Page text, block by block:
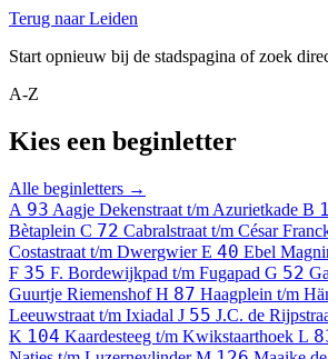
Terug naar Leiden
Start opnieuw bij de stadspagina of zoek
A-Z
Kies een beginletter
Alle beginletters →
A 93 Aagje Dekenstraat t/m Azurietkade B
Bètaplein C 72 Cabralstraat t/m César
Costastraat t/m DwergwierE 40 Ebel
F 35 F. Bordewijkpad t/m Fugapad G 52
Guurtje RiemenshofH 87 Haagplein t/m
Leeuwstraat t/m Ixiadal J 55 J.C. de
K 104 Kaardesteeg t/m Kwikstaarthoek L